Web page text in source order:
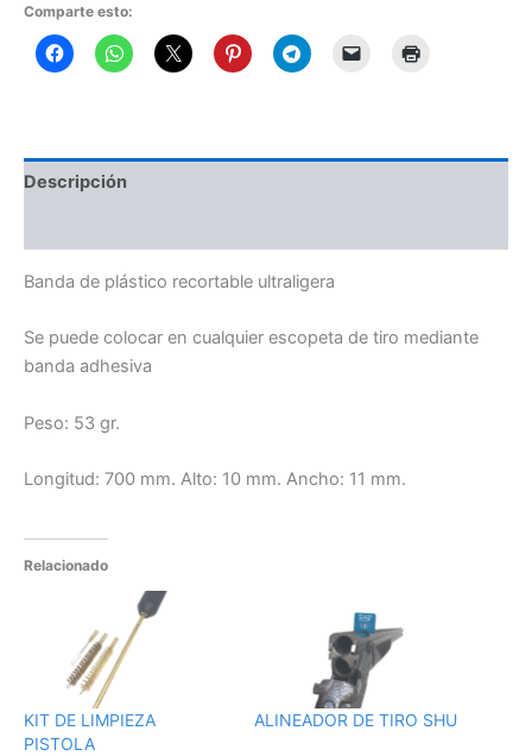
Comparte esto:
Descripción
Banda de plástico recortable ultraligera
Se puede colocar en cualquier escopeta de tiro mediante
banda adhesiva
Peso: 53 gr.
Longitud: 700 mm. Alto: 10 mm. Ancho: 11 mm.
Relacionado
KIT DE LIMPIEZA
PISTOLA
ALINEADOR DE TIRO SHU